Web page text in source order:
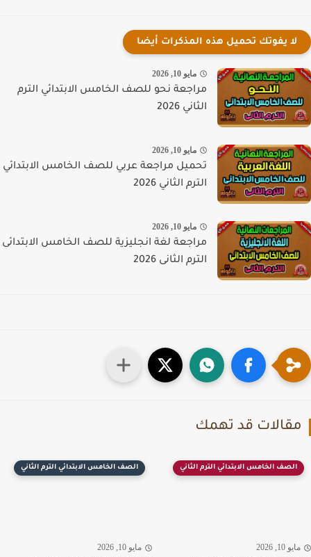
لا يفوتك تحميل هذه المذكرات أيضا
مايو 10, 2026
مراجعة نحو للصف الخامس الابتدائي الترم
الثاني 2026
مايو 10, 2026
تحميل مراجعة عربي للصف الخامس الابتدائي
الترم الثاني 2026
مايو 10, 2026
مراجعة لغة انجليزية للصف الخامس الابتدائى
الترم الثانى 2026
قد تهمك
الصف الخامس الابتدائي الترم الثاني
10, 2026
الصف الخامس الابتدائي الترم الثاني
مايو 10, 2026